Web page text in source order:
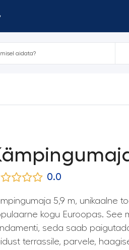
0.0
5,9 m, unikaalne
kogu Euroopas. See
seda saab
terrassile, parvele,